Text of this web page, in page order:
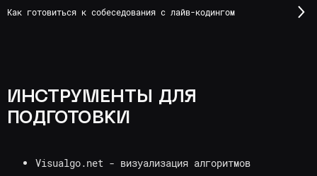
Как готовиться к собеседования с лайв-кодингом
ИНСТРУМЕНТЫ ДЛЯ
ПОДГОТОВКИ
Visualgo.net - визуализация алгоритмов